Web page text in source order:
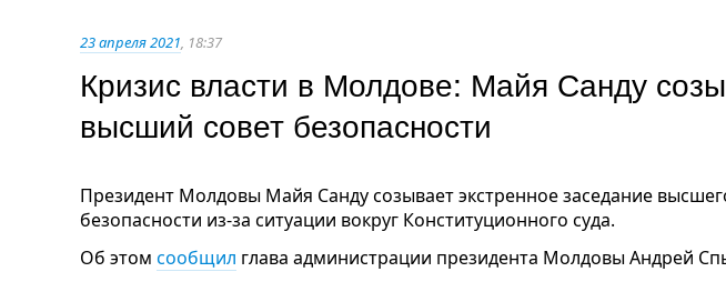
23 апреля 2021, 18:37
Кризис власти в Молдове: Майя Санду
высший совет безопасности
Президент Молдовы Майя Санду созывает экстренное заседание
безопасности из-за ситуации вокруг Конституционного суда.
Об этом сообщил глава администрации президента Молдовы Андрей